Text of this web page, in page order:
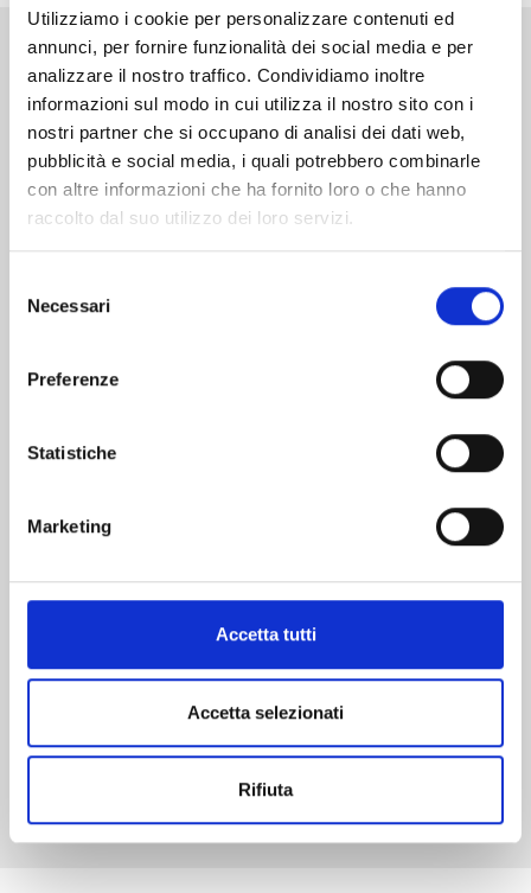
Utilizziamo i cookie per personalizzare contenuti ed
annunci, per fornire funzionalità dei social media e per
analizzare il nostro traffico. Condividiamo inoltre
informazioni sul modo in cui utilizza il nostro sito con i
nostri partner che si occupano di analisi dei dati web,
pubblicità e social media, i quali potrebbero combinarle
con altre informazioni che ha fornito loro o che hanno
raccolto dal suo utilizzo dei loro servizi.
delNecessari
Preferenze
Statistiche
Marketing
Accetta tutti
Accetta selezionati
Rifiuta
Altri volumi della serie
€ 9,90